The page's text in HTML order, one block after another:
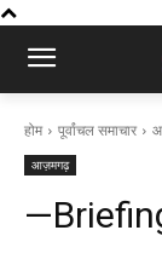
होम पूर्वांचल समाचार
आज़मगढ़